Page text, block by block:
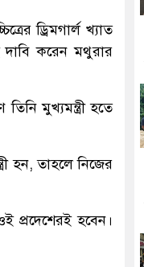
ড্রিমগার্ল খ্যাত
দাবি করেন মথুরার
মুখ্যমন্ত্রী হতে
হন, তাহলে নিজের
প্রদেশেরই হবেন।